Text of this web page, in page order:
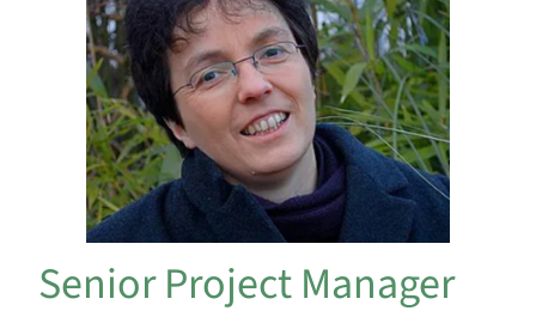
Senior Project Manager